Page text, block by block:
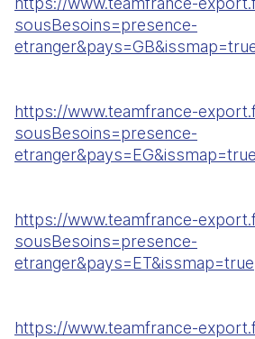
sousBesoins=presence-
https://www.teamfrance-
sousBesoins=presence-
etranger&pays=EG&issmap=true
https://www.teamfrance-
sousBesoins=presence-
etranger&pays=ET&issmap=true
https://www.teamfrance-